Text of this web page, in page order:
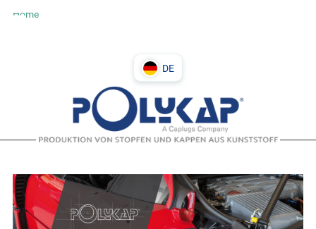
Home
DE
PL
IT